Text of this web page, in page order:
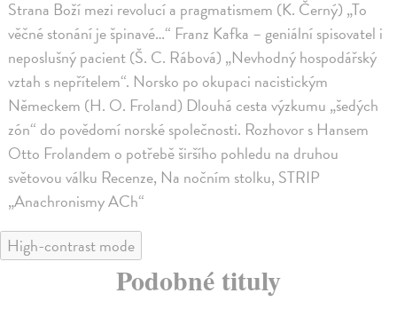
Strana Boží mezi revolucí a pragmatismem (K. Černý) „To
věčné stonání je špinavé…“ Franz Kafka – geniální spisovatel i
neposlušný pacient (Š. C. Rábová) „Nevhodný hospodářský
vztah s nepřítelem“. Norsko po okupaci nacistickým
Německem (H. O. Froland) Dlouhá cesta výzkumu „šedých
zón“ do povědomí norské společnosti. Rozhovor s Hansem
Otto Frolandem o potřebě širšího pohledu na druhou
světovou válku Recenze, Na nočním stolku, STRIP
„Anachronismy ACh“
High-contrast mode
Podobné tituly